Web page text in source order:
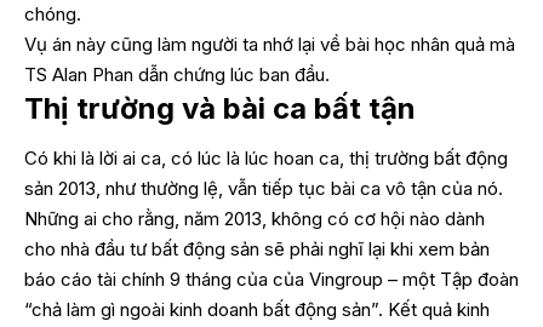
chóng.
Vụ án này cũng làm người ta nhớ lại về bài học nhân quả mà
TS Alan Phan dẫn chứng lúc ban đầu.
Thị trường và bài ca bất tận
Có khi là lời ai ca, có lúc là lúc hoan ca, thị trường bất động
sản 2013, như thường lệ, vẫn tiếp tục bài ca vô tận của nó.
Những ai cho rằng, năm 2013, không có cơ hội nào dành
cho nhà đầu tư bất động sản sẽ phải nghĩ lại khi xem bản
báo cáo tài chính 9 tháng của của Vingroup – một Tập đoàn
“chả làm gì ngoài kinh doanh bất động sản”. Kết quả kinh